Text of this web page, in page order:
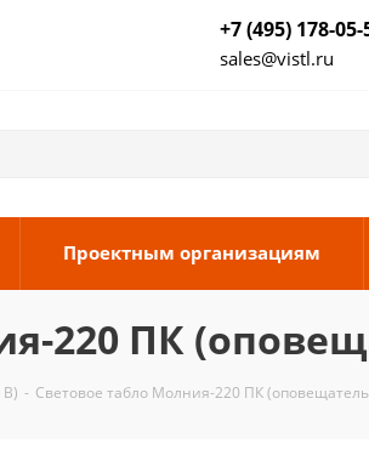
+7 (495) 178-05-
sales@vistl.ru
Проектным организациям
220 ПК
- Световое табло Молния-220 ПК